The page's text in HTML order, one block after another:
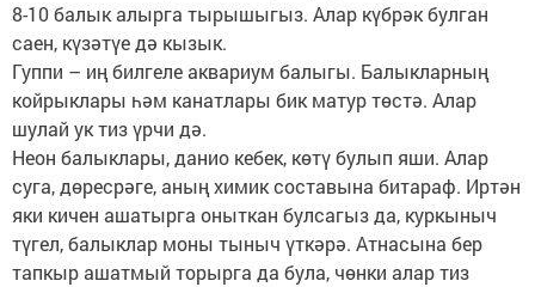
8-10 балык алырга тырышыгыз. Алар күбрәк булган
саен, күзәтүе дә кызык.
Гуппи – иң билгеле аквариум балыгы. Балыкларның
койрыклары һәм канатлары бик матур төстә. Алар
шулай ук тиз үрчи дә.
Неон балыклары, данио кебек, көтү булып яши. Алар
суга, дөресрәге, аның химик составы­на битараф. Иртән
яки кичен ашатырга оныткан булсагыз да, куркыныч
түгел, балыклар моны тыныч үткәрә. Атнасына бер
тапкыр ашатмый торырга да була, чөнки алар тиз